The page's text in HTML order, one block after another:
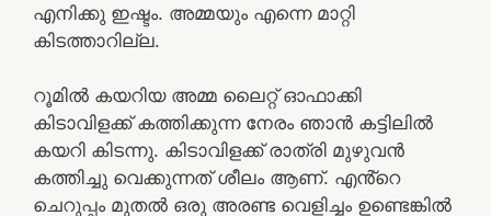
എനിക്കു ഇഷ്ടം. അമ്മയും എന്നെ മാറ്റി
കിടത്താറില്ല.
റൂമിൽ കയറിയ അമ്മ ലൈറ്റ് ഓഫാക്കി
കിടാവിളക്ക് കത്തിക്കുന്ന നേരം ഞാൻ കട്ടിലിൽ
കയറി കിടന്നു. കിടാവിളക്ക് രാത്രി മുഴുവൻ
കത്തിച്ചു വെക്കുന്നത് ശീലം ആണ്. എൻ്റെ
ചെറുപ്പം മുതൽ ഒരു അരണ്ട വെളിച്ചം ഉണ്ടെങ്കിൽ